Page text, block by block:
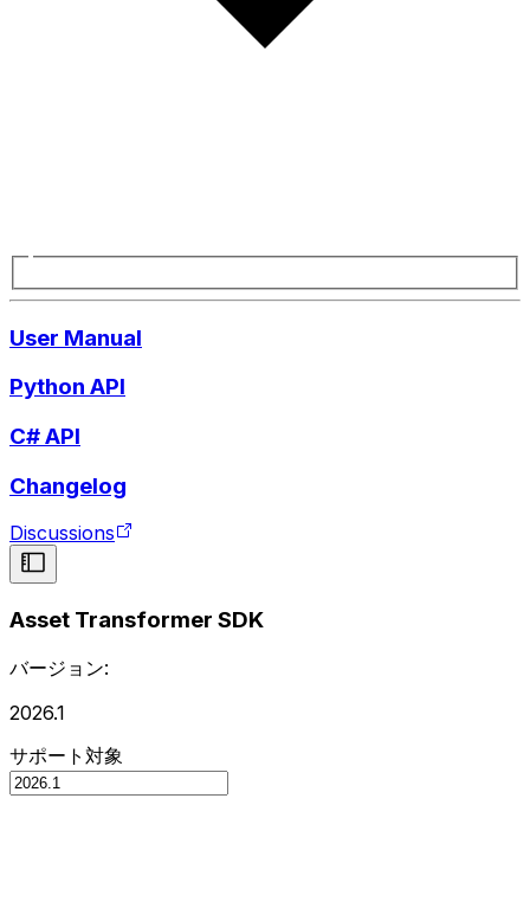
User Manual
Python API
C# API
Changelog
Discussions
Asset Transformer SDK
バージョン:
2026.1
サポート対象